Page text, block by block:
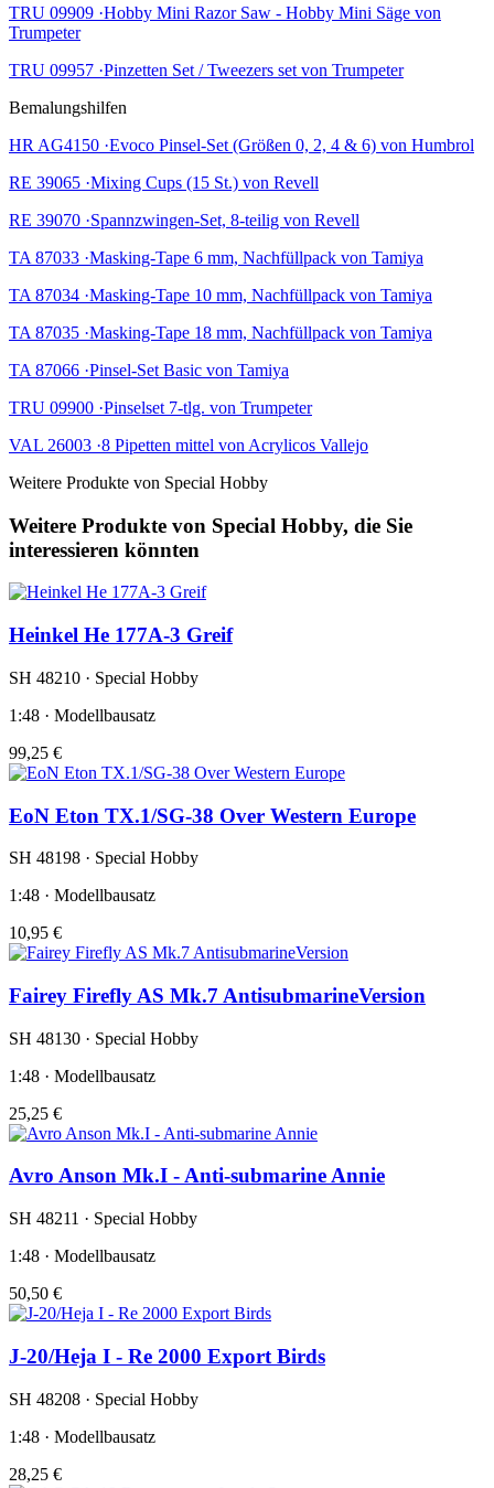
TRU 09909 ·Hobby Mini Razor Saw - Hobby Mini Säge von
Trumpeter
TRU 09957 ·Pinzetten Set / Tweezers set von Trumpeter
Bemalungshilfen
HR AG4150 ·Evoco Pinsel-Set (Größen 0, 2, 4 & 6) von Humbrol
RE 39065 ·Mixing Cups (15 St.) von Revell
RE 39070 ·Spannzwingen-Set, 8-teilig von Revell
TA 87033 ·Masking-Tape 6 mm, Nachfüllpack von Tamiya
TA 87034 ·Masking-Tape 10 mm, Nachfüllpack von Tamiya
TA 87035 ·Masking-Tape 18 mm, Nachfüllpack von Tamiya
TA 87066 ·Pinsel-Set Basic von Tamiya
TRU 09900 ·Pinselset 7-tlg. von Trumpeter
VAL 26003 ·8 Pipetten mittel von Acrylicos Vallejo
Weitere Produkte von Special Hobby
Weitere Produkte von Special Hobby, die Sie
interessieren könnten
Heinkel He 177A-3 Greif
SH 48210 · Special Hobby
1:48 · Modellbausatz
99,25 €
EoN Eton TX.1/SG-38 Over Western Europe
SH 48198 · Special Hobby
1:48 · Modellbausatz
10,95 €
Fairey Firefly AS Mk.7 AntisubmarineVersion
SH 48130 · Special Hobby
1:48 · Modellbausatz
25,25 €
Avro Anson Mk.I - Anti-submarine Annie
SH 48211 · Special Hobby
1:48 · Modellbausatz
50,50 €
J-20/Heja I - Re 2000 Export Birds
SH 48208 · Special Hobby
1:48 · Modellbausatz
28,25 €